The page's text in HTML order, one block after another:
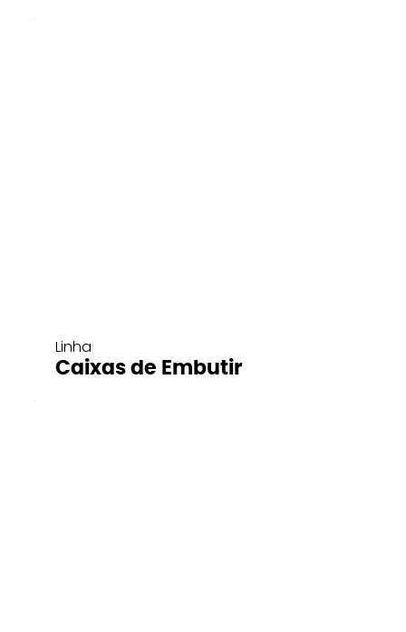
Linha
Caixas de Embutir